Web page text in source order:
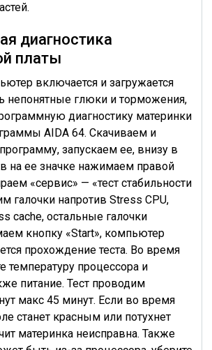
диагностика
платы
включается и загружается
непонятные глюки и торможения,
диагностику материнки
AIDA 64. Скачиваем и
запускаем ее, внизу в
на ее значке нажимаем правой
«сервис» — «тест стабильности
галочки напротив Stress CPU,
cache, остальные галочки
кнопку «Start», компьютер
прохождение теста. Во время
температуру процессора и
питание. Тест проводим
макс 45 минут. Если во время
станет красным или потухнет
материнка неисправна. Также